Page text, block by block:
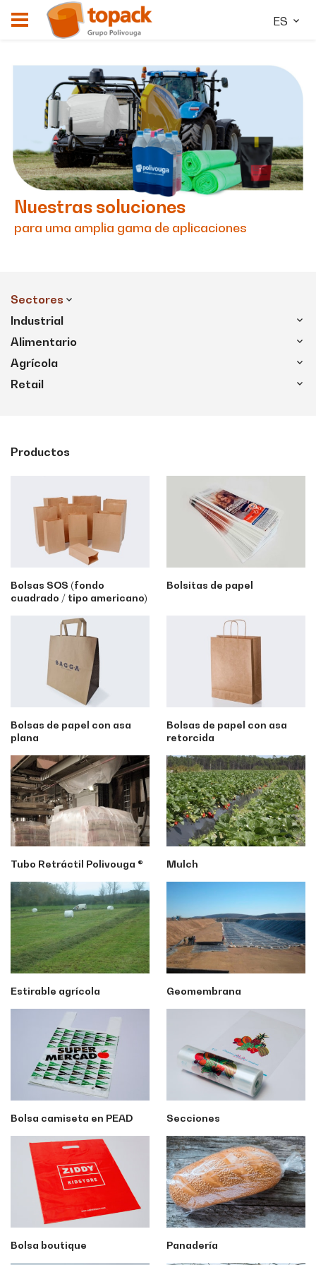
ES
Nuestras soluciones
para uma amplia gama de aplicaciones
Sectores
Industrial
Alimentario
Agrícola
Retail
Productos
Bolsas SOS (fondo
cuadrado / tipo americano)
Bolsitas de papel
Bolsas de papel con asa
plana
Bolsas de papel con asa
retorcida
Tubo Retráctil Polivouga ® Mulch
Estirable agrícola Geomembrana
Bolsa camiseta en PEAD Secciones
Bolsa boutique Panadería